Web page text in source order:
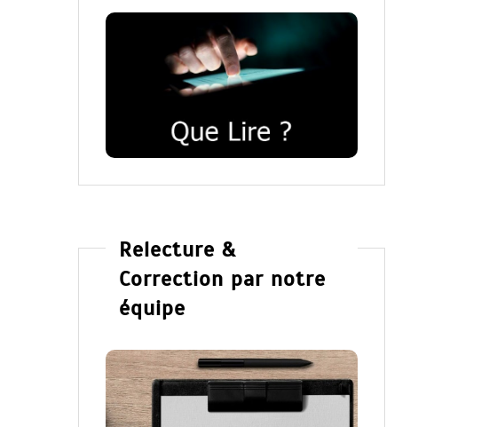
Relecture &
Correction par notre
équipe